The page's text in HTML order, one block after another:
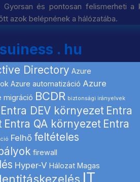
és pontosan felismerheti a
azok belépnének a hálózatába.
. hu
Directory Azure
Azure automatizáció Azure
migráció BCDR biztonsági irányelvek
Entra DEV környezet Entra
Entra QA környezet Entra
Felhő feltételes
firewall
Hyper-V Hálozat Magas
IT